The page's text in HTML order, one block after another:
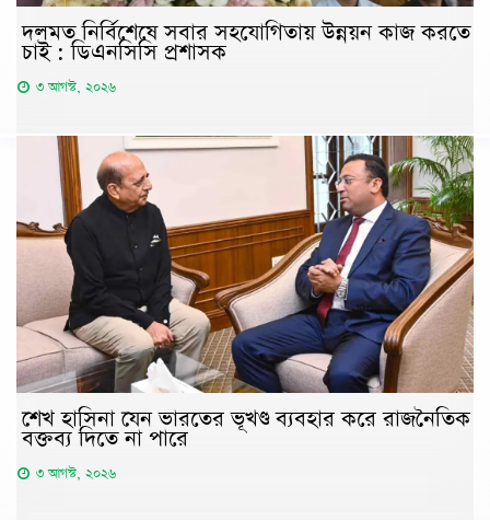
দলমত নির্বিশেষে সবার সহযোগিতায় উন্নয়ন কাজ করতে
চাই : ডিএনসিসি প্রশাসক
৩ আগস্ট, ২০২৬
শেখ হাসিনা যেন ভারতের ভূখণ্ড ব্যবহার করে রাজনৈতিক
বক্তব্য দিতে না পারে
৩ আগস্ট, ২০২৬